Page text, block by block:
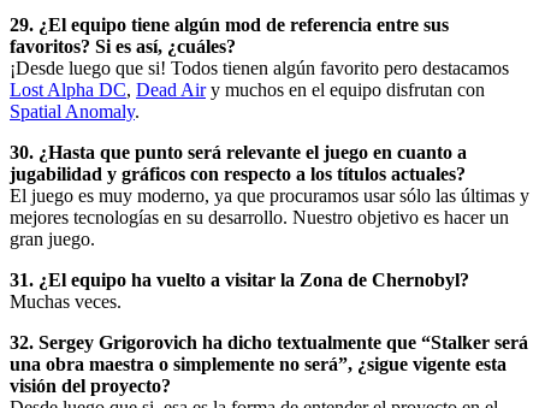
29. ¿El equipo tiene algún mod de referencia entre sus
favoritos? Si es así, ¿cuáles?
¡Desde luego que si! Todos tienen algún favorito pero destacamos
Lost Alpha DC, Dead Airy muchos en el equipo disfrutan con
Spatial Anomaly.
30. ¿Hasta que punto será relevante el juego en cuanto a
jugabilidad y gráficos con respecto a los títulos actuales?
El juego es muy moderno, ya que procuramos usar sólo las últimas y
mejores tecnologías en su desarrollo. Nuestro objetivo es hacer un
gran juego.
31. ¿El equipo ha vuelto a visitar la Zona de Chernobyl?
Muchas veces.
32. Sergey Grigorovich ha dicho textualmente que “Stalker será
una obra maestra o simplemente no será”, ¿sigue vigente esta
visión del proyecto?